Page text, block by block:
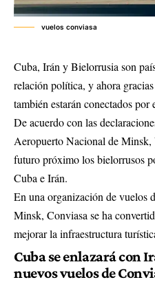
vuelos conviasa
Cuba, Irán y Bielorrusia son
relación política, y ahora
también estarán conectados por
De acuerdo con las
Aeropuerto Nacional de
futuro próximo los bielorrusos
Cuba e Irán.
En una organización de vuelos
Minsk, Conviasa se ha
mejorar la infraestructura
Cuba se enlazará con
nuevos vuelos de